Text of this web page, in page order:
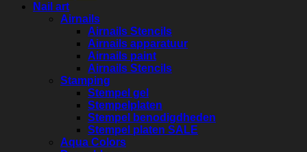
Nail art
Airnails
Airnails Stencils
Airnails apparatuur
Airnails paint
Airnails Stencils
Stamping
Stempel gel
Stempelplaten
Stempel benodigdheden
Stempel platen SALE
Aqua Colors